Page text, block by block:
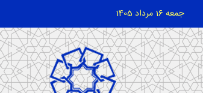
جمعه 16 مرداد 1405